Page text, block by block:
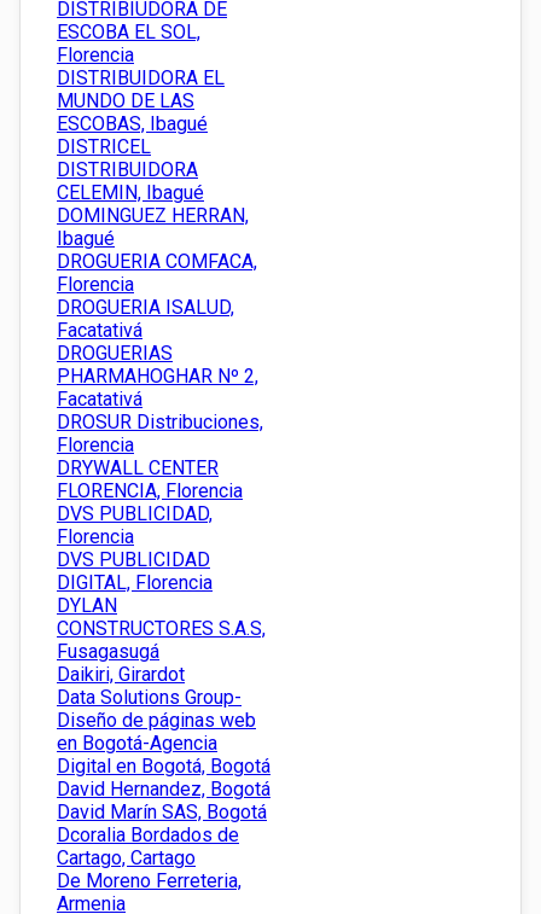
DISTRIBIUDORA DE
ESCOBA EL SOL,
Florencia
DISTRIBUIDORA EL
MUNDO DE LAS
ESCOBAS, Ibagué
DISTRICEL
DISTRIBUIDORA
CELEMIN, Ibagué
DOMINGUEZ HERRAN,
Ibagué
DROGUERIA COMFACA,
Florencia
DROGUERIA ISALUD,
Facatativá
DROGUERIAS
PHARMAHOGHAR Nº 2,
Facatativá
DROSUR Distribuciones,
Florencia
DRYWALL CENTER
FLORENCIA, Florencia
DVS PUBLICIDAD,
Florencia
DVS PUBLICIDAD
DIGITAL, Florencia
DYLAN
CONSTRUCTORES S.A.S,
Fusagasugá
Daikiri, Girardot
Data Solutions Group-
Diseño de páginas web
en Bogotá-Agencia
Digital en Bogotá, Bogotá
David Hernandez, Bogotá
David Marín SAS, Bogotá
Dcoralia Bordados de
Cartago, Cartago
De Moreno Ferreteria,
Armenia